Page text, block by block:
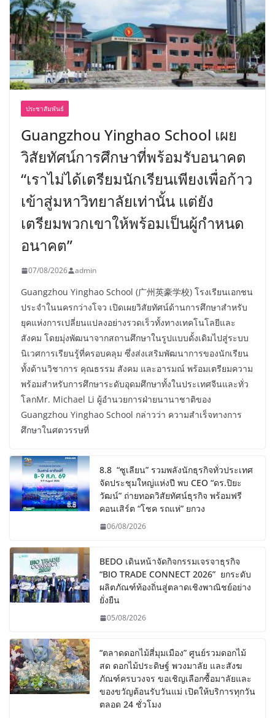
ประชาสัมพันธ์
Guangzhou Yinghao School เผย
วิสัยทัศน์การศึกษาที่พร้อมรับอนาคต
“เราไม่ได้เตรียมนักเรียนเพียงเพื่อก้าว
เข้าสู่มหาวิทยาลัยเท่านั้น แต่ยัง
เตรียมพวกเขาให้พร้อมเป็นผู้กำหนด
อนาคต”
07/08/2026 admin
Guangzhou Yinghao School (广州英豪学校) โรงเรียนเอกชน
ประจำในนครกว่างโจว เปิดเผยวิสัยทัศน์ด้านการศึกษาสำหรับ
ยุคแห่งการเปลี่ยนแปลงอย่างรวดเร็วทั้งทางเทคโนโลยีและ
สังคม โดยมุ่งพัฒนาจากสถานศึกษาในรูปแบบดั้งเดิมไปสู่ระบบ
นิเวศการเรียนรู้ที่ครอบคลุม ซึ่งส่งเสริมพัฒนาการของนักเรียน
ทั้งด้านวิชาการ คุณธรรม สังคม และอารมณ์ พร้อมเตรียมความ
พร้อมสำหรับการศึกษาระดับอุดมศึกษาทั้งในประเทศจีนและทั่ว
โลกMr. Michael Li ผู้อำนวยการฝ่ายนานาชาติของ
Guangzhou Yinghao School กล่าวว่า ความสำเร็จทางการ
ศึกษาในศตวรรษที่
8.8 “ซูเลียน” รวมพลังนักธุรกิจทั่วประเทศ
จัดประชุมใหญ่แห่งปี พบ CEO “ดร.ปิยะ
วัฒน์” ถ่ายทอดวิสัยทัศน์ธุรกิจ พร้อมฟรี
คอนเสิร์ต “โชค รถแห่” ยกวง
06/08/2026
BEDO เดินหน้าจัดกิจกรรมเจรจาธุรกิจ
“BIO TRADE CONNECT 2026” ยกระดับ
ผลิตภัณฑ์ท้องถิ่นสู่ตลาดเชิงพาณิชย์อย่าง
ยั่งยืน
05/08/2026
“ตลาดดอกไม้สี่มุมเมือง” ศูนย์รวมดอกไม้
สด ดอกไม้ประดิษฐ์ พวงมาลัย และสังฆ
ภัณฑ์ครบวงจร ขอเชิญเลือกซื้อมาลัยและ
ของขวัญต้อนรับวันแม่ เปิดให้บริการทุกวัน
ตลอด 24 ชั่วโมง